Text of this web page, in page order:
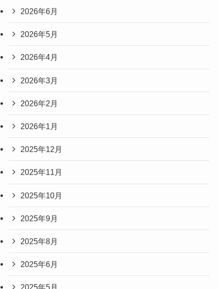
2026年6月
2026年5月
2026年4月
2026年3月
2026年2月
2026年1月
2025年12月
2025年11月
2025年10月
2025年9月
2025年8月
2025年6月
2025年5月